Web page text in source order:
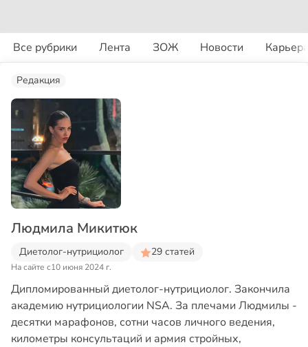
Все рубрики Лента ЗОЖ Новости
Редакция
Людмила Микитюк
Диетолог-нутрициолог 29 статей
На сайте с10 июня 2024 г.
Дипломированный диетолог-нутрициолог. Закончила
академию нутрициологии NSA. За плечами Людмилы -
десятки марафонов, сотни часов личного ведения,
километры консультаций и армия стройных,